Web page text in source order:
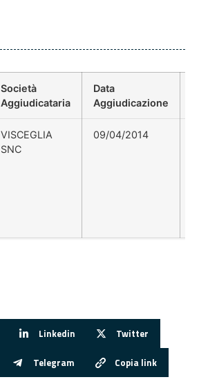
Società
Aggiudicataria
Data
Aggiudicazione
VISCEGLIA
SNC
09/04/2014
Linkedin Twitter
Telegram Copia link